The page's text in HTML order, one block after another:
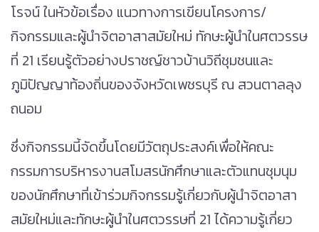
โรจน์ ในหัวข้อเรื่อง แนวทางการเขียนโครงการ/
กิจกรรมและผู้นำจิตอาสาสมัยใหม่ ทักษะผู้นำในศตวรรษ
ที่ 21 เรียนรู้ตัวอย่างปราชญ์ชาวบ้านวิถีชุมชนและ
ภูมิปัญญาท้องถิ่นของจังหวัดเพชรบุรี ณ สวนตาลลุง
ถนอม
ซึ่งกิจกรรมนี้จัดขึ้นโดยมีวัตถุประสงค์เพื่อให้คณะ
กรรมการบริหารงานสโมสรนักศึกษาและตัวแทนชุมนุม
ของนักศึกษาที่เข้าร่วมกิจกรรมรู้เกี่ยวกับผู้นำจิตอาสา
สมัยใหม่และทักษะผู้นำในศตวรรษที่ 21 ได้ความรู้เกี่ยว